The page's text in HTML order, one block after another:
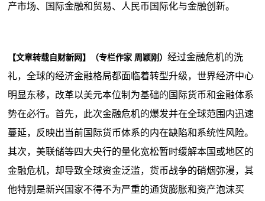
产市场、国际金融和贸易、人民币国际化与金融创新。
【文章转载自财新网】（专栏作家 周颖刚） 经过金融危机的洗
礼，全球的经济金融格局都面临着转型升级，世界经济中心
明显东移，改革以美元本位制为基础的国际货币和金融体系
势在必行。首先，此次金融危机的爆发并在全球范围内迅速
蔓延，反映出当前国际货币体系的内在缺陷和系统性风险。
其次，美联储等四大央行的量化宽松暂时缓解本国或地区的
金融危机，却导致全球资金泛滥，货币战争的硝烟弥漫，其
他特别是新兴国家不得不为严重的通货膨胀和资产泡沫买